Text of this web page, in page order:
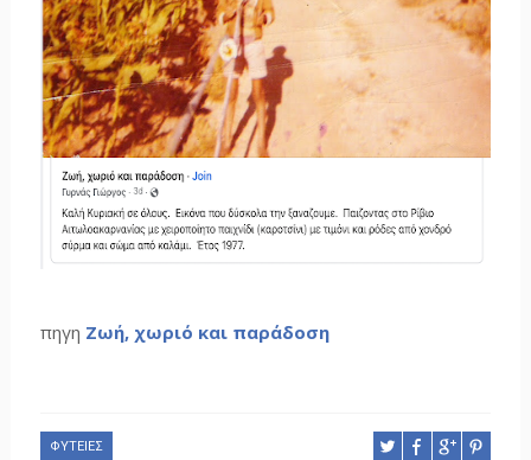
πηγη Ζωή, χωριό και παράδοση
ΦΥΤΕΙΕΣ